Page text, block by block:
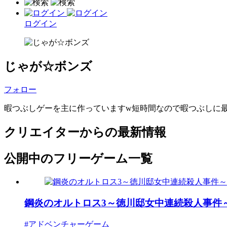
ログイン
じゃが☆ボンズ
フォロー
暇つぶしゲーを主に作っていますw短時間なので暇つぶしに
クリエイターからの最新情報
公開中のフリーゲーム一覧
鋼炎のオルトロス3～徳川邸女中連続殺人事件
#アドベンチャーゲーム